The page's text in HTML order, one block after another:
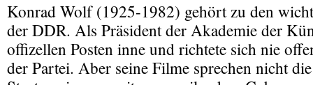
Konrad Wolf (1925-1982) gehört zu den
der DDR. Als Präsident der Akademie der
offizellen Posten inne und richtete sich nie
der Partei. Aber seine Filme sprechen nicht